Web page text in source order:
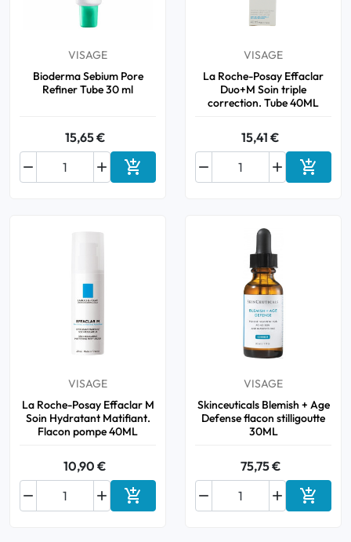
Anti-Poux
Homéopathie
VISAGE
Bioderma Sebium Pore
Refiner Tube 30 ml
15,65 €

 Ajouter au panier
VISAGE
La Roche-Posay Effaclar
Duo+M Soin triple
correction. Tube 40ML
15,41 €

 
VISAGE
La Roche-Posay Effaclar M
Soin Hydratant Matifiant.
Flacon pompe 40ML
10,90 €

 Ajouter au panier
VISAGE
Skinceuticals Blemish + Age
Defense flacon stilligoutte
30ML
75,75 €

 